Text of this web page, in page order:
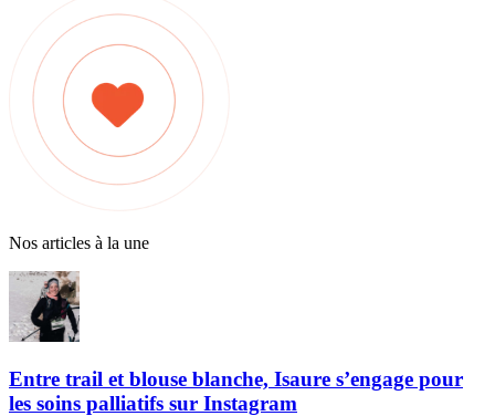
Nos articles à la une
Entre trail et blouse blanche, Isaure s’engage pour
les soins palliatifs sur Instagram